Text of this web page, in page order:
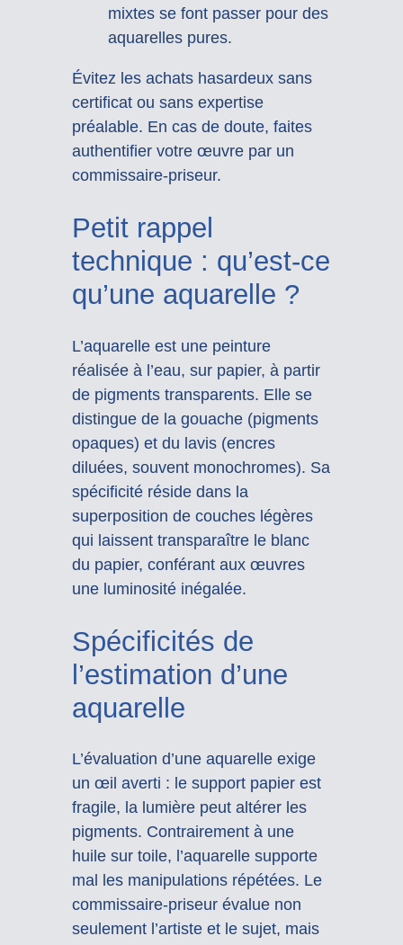
mixtes se font passer pour des
aquarelles pures.
Évitez les achats hasardeux sans
certificat ou sans expertise
préalable. En cas de doute, faites
authentifier votre œuvre par un
commissaire-priseur.
Petit rappel
technique : qu’est-ce
qu’une aquarelle ?
L’aquarelle est une peinture
réalisée à l’eau, sur papier, à partir
de pigments transparents. Elle se
distingue de la gouache (pigments
opaques) et du lavis (encres
diluées, souvent monochromes). Sa
spécificité réside dans la
superposition de couches légères
qui laissent transparaître le blanc
du papier, conférant aux œuvres
une luminosité inégalée.
Spécificités de
l’estimation d’une
aquarelle
L’évaluation d’une aquarelle exige
un œil averti : le support papier est
fragile, la lumière peut altérer les
pigments. Contrairement à une
huile sur toile, l’aquarelle supporte
mal les manipulations répétées. Le
commissaire-priseur évalue non
seulement l’artiste et le sujet, mais